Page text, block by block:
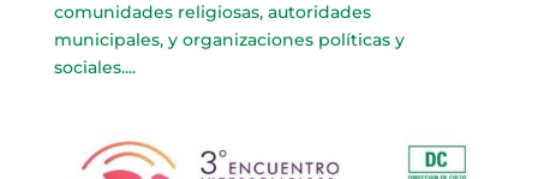
comunidades religiosas, autoridades
municipales, y organizaciones políticas y
sociales....